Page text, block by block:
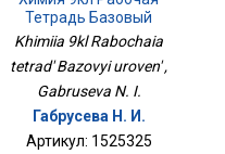
Тетрадь Базовый
Уровень
Khimiia 9kl Rabochaia
tetrad' Bazovyi uroven' ,
Gabruseva N. I.
Габрусева Н. И.
Артикул: 1525325